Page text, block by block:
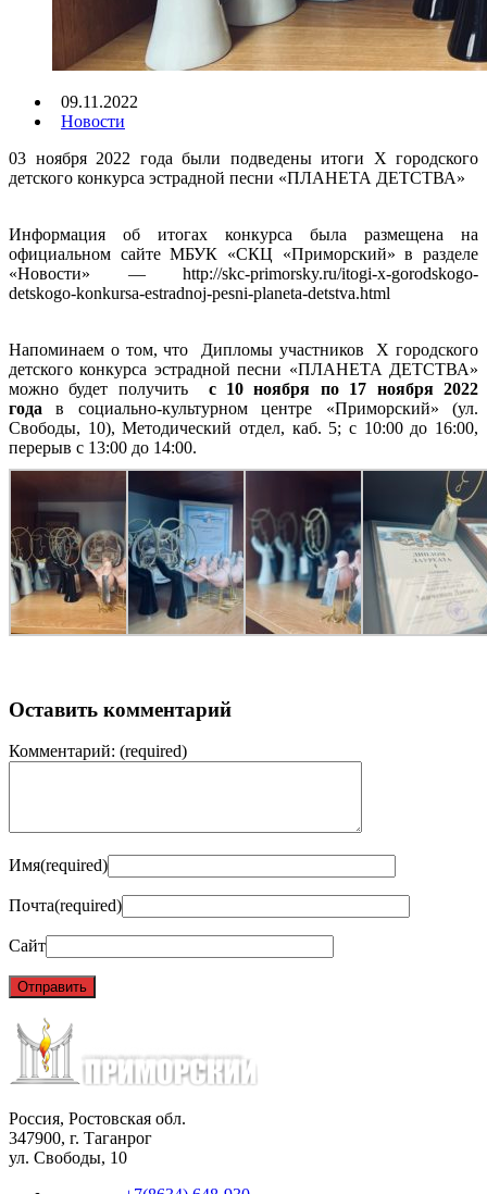
09.11.2022
Новости
03 ноября 2022 года были подведены итоги X городского
детского конкурса эстрадной песни «ПЛАНЕТА ДЕТСТВА»
Информация об итогах конкурса была размещена на
официальном сайтеМБУК «СКЦ «Приморский» в разделе
«Новости» — http://skc-primorsky.ru/itogi-x-gorodskogo-
detskogo-konkursa-estradnoj-pesni-planeta-detstva.html
Напоминаем о том, что Дипломы участников X городского
детского конкурса эстрадной песни «ПЛАНЕТА ДЕТСТВА»
можно будет получить
с 10 ноября по 17 ноября 2022
годав социально-культурном центре «Приморский» (ул.
Свободы, 10), Методический отдел, каб. 5; с 10:00 до 16:00,
перерыв с 13:00 до 14:00.
Оставить комментарий
Комментарий: (required)
Имя(required)
Почта(required)
Сайт
Россия, Ростовская обл.
347900, г. Таганрог
ул. Свободы, 10